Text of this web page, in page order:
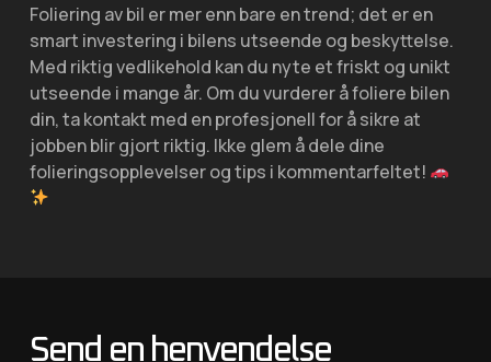
Foliering av bil er mer enn bare en trend; det er en
smart investering i bilens utseende og beskyttelse.
Med riktig vedlikehold kan du nyte et friskt og unikt
utseende i mange år. Om du vurderer å foliere bilen
din, ta kontakt med en profesjonell for å sikre at
jobben blir gjort riktig. Ikke glem å dele dine
folieringsopplevelser og tips i kommentarfeltet!
Send en henvendelse